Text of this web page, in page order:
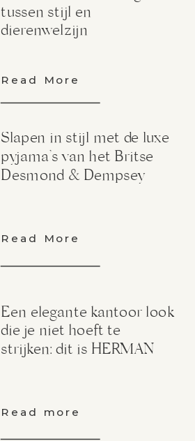
Read More
tussen stijl en
dierenwelzijn
Read More
Slapen in stijl met de luxe
pyjama’s van het Britse
Desmond & Dempsey
Read more
Een elegante kantoor look
die je niet hoeft te
strijken: dit is HERMAN